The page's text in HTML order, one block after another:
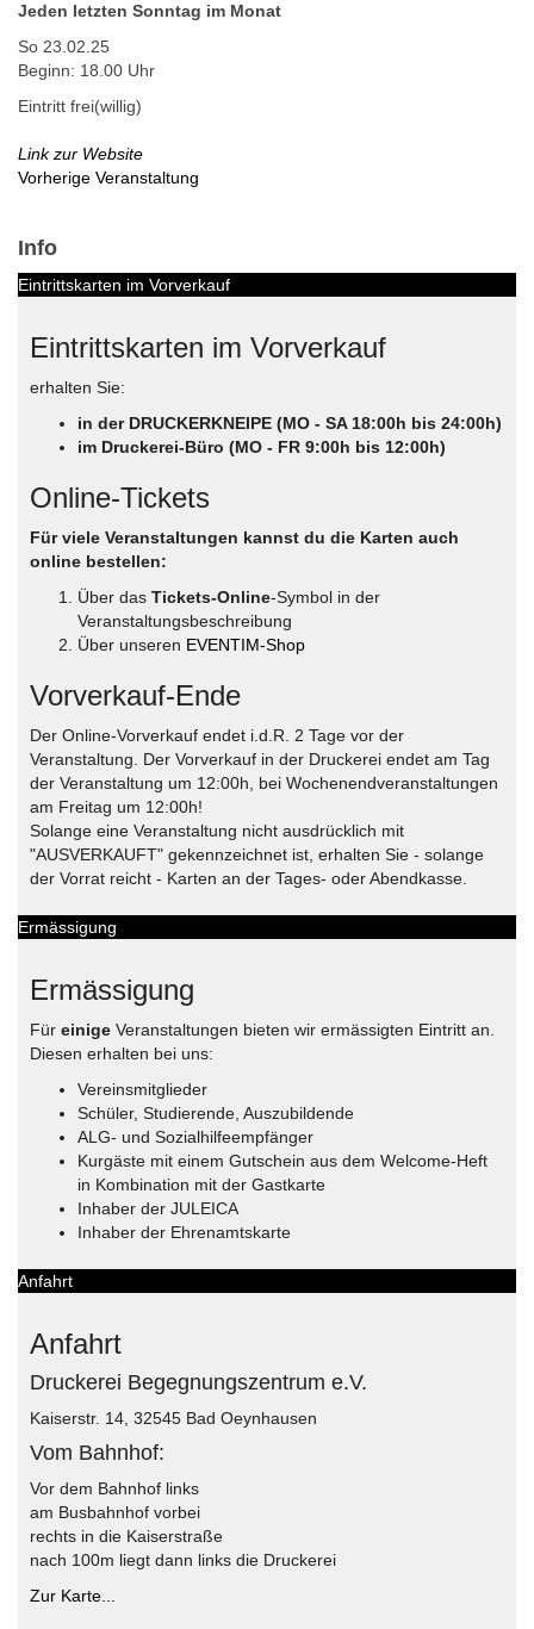
Jeden letzten Sonntag im Monat
So 23.02.25
Beginn: 18.00 Uhr
Eintritt frei(willig)
Link zur Website
Vorherige Veranstaltung
Info
Eintrittskarten im Vorverkauf
Eintrittskarten im Vorverkauf
erhalten Sie:
in der DRUCKERKNEIPE (MO - SA 18:00h bis 24:00h)
im Druckerei-Büro (MO - FR 9:00h bis 12:00h)
Online-Tickets
Für viele Veranstaltungen kannst du die Karten auch
online bestellen:
Über das Tickets-Online-Symbol in der
Veranstaltungsbeschreibung
Über unseren EVENTIM-Shop
Vorverkauf-Ende
Der Online-Vorverkauf endet i.d.R. 2 Tage vor der
Veranstaltung. Der Vorverkauf in der Druckerei endet am Tag
der Veranstaltung um 12:00h, bei Wochenendveranstaltungen
am Freitag um 12:00h!
Solange eine Veranstaltung nicht ausdrücklich mit
"AUSVERKAUFT" gekennzeichnet ist, erhalten Sie - solange
der Vorrat reicht - Karten an der Tages- oder Abendkasse.
Ermässigung
Ermässigung
Für einige Veranstaltungen bieten wir ermässigten Eintritt an.
Diesen erhalten bei uns:
Vereinsmitglieder
Schüler, Studierende, Auszubildende
ALG- und Sozialhilfeempfänger
Kurgäste mit einem Gutschein aus dem Welcome-Heft
in Kombination mit der Gastkarte
Inhaber der JULEICA
Inhaber der Ehrenamtskarte
Anfahrt
Anfahrt
Druckerei Begegnungszentrum e.V.
Kaiserstr. 14, 32545 Bad Oeynhausen
Vom Bahnhof:
Vor dem Bahnhof links
am Busbahnhof vorbei
rechts in die Kaiserstraße
nach 100m liegt dann links die Druckerei
Zur Karte...